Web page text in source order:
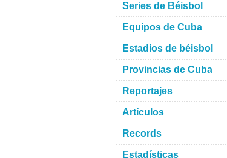
Series de Béisbol
Equipos de Cuba
Estadios de béisbol
Provincias de Cuba
Reportajes
Artículos
Records
Estadísticas